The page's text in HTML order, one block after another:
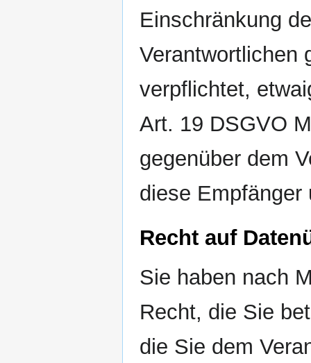
Einschränkung
Verantwortlichen
verpflichtet,
Art. 19 DSGVO
gegenüber dem
diese Empfänger
Recht auf
Sie haben nach
Recht, die Sie
die Sie dem